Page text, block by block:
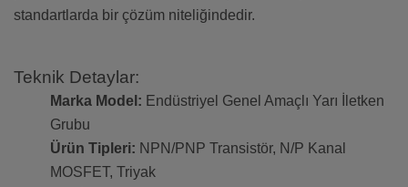
standartlarda bir çözüm niteliğindedir.
Teknik Detaylar:
Marka Model: Endüstriyel Genel Amaçlı Yarı İletken
Grubu
Ürün Tipleri: NPN/PNP Transistör, N/P Kanal
MOSFET, Triyak